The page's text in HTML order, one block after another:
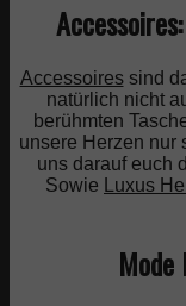
Accessoiressind
natürlich nicht
berühmten
unsere Herzen nur
uns darauf euch
Sowie
Luxus